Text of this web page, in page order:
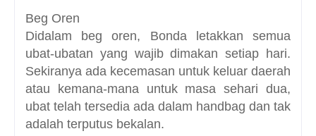
Beg Oren
Didalam beg oren, Bonda letakkan semua
ubat-ubatan yang wajib dimakan setiap hari.
Sekiranya ada kecemasan untuk keluar daerah
atau kemana-mana untuk masa sehari dua,
ubat telah tersedia ada dalam handbag dan tak
adalah terputus bekalan.